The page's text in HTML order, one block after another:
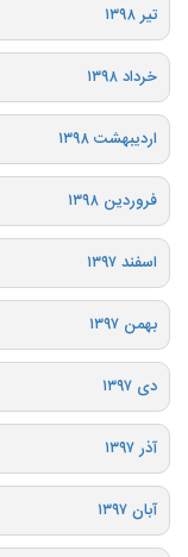
تیر ۱۳۹۸
خرداد ۱۳۹۸
اردیبهشت ۱۳۹۸
فروردین ۱۳۹۸
اسفند ۱۳۹۷
بهمن ۱۳۹۷
دی ۱۳۹۷
آذر ۱۳۹۷
آبان ۱۳۹۷